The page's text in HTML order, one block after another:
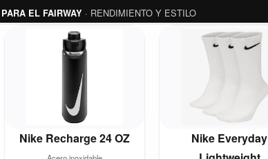
EL FAIRWAY· RENDIMIENTO Y ESTILO
Nike Recharge 24 OZ
Nike Everyday